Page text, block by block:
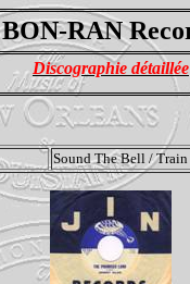
BON-RAN
Discographie détaillée
Sound The Bell / Train